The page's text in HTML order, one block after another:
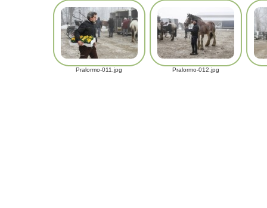
Pralormo-011.jpg Pralormo-012.jpg